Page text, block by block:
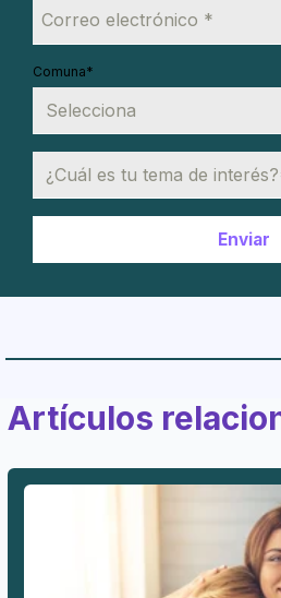
Comuna*
Artículos